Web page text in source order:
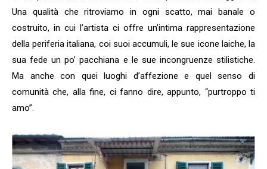
Una qualità che ritroviamo in ogni scatto, mai banale o
costruito, in cui l’artista ci offre un’intima rappresentazione
della periferia italiana, coi suoi accumuli, le sue icone laiche, la
sua fede un po’ pacchiana e le sue incongruenze stilistiche.
Ma anche con quei luoghi d’affezione e quel senso di
comunità che, alla fine, ci fanno dire, appunto, “purtroppo ti
amo”.